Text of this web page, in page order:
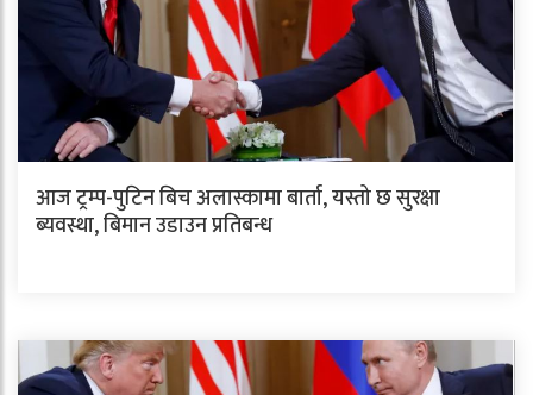
आज ट्रम्प-पुटिन बिच अलास्कामा बार्ता, यस्तो छ सुरक्षा
ब्यवस्था, बिमान उडाउन प्रतिबन्ध